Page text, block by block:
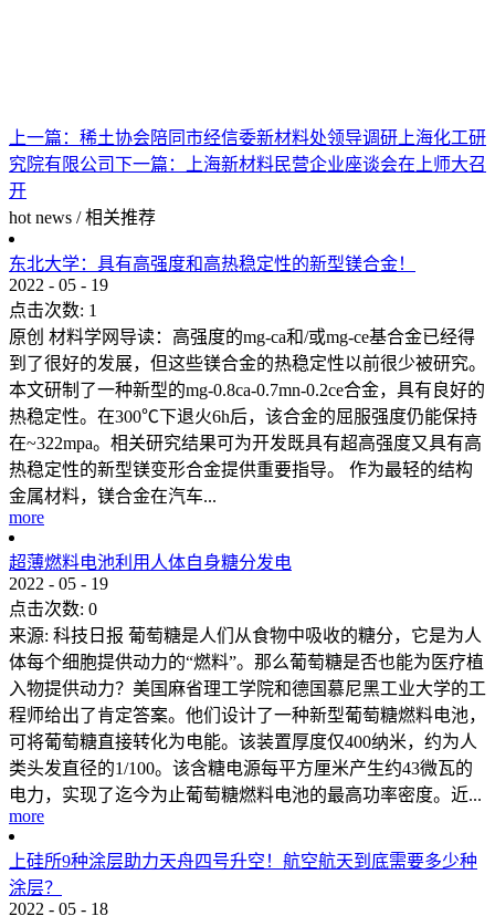
上一篇： 稀土协会陪同市经信委新材料处领导调研上海化工研
究院有限公司下一篇：
上海新材料民营企业座谈会在上师大召
开
hot news / 相关推荐
东北大学：具有高强度和高热稳定性的新型镁合金！
2022 - 05 - 19
点击次数: 1
原创 材料学网导读：高强度的mg-ca和/或mg-ce基合金已经得
到了很好的发展，但这些镁合金的热稳定性以前很少被研究。
本文研制了一种新型的mg-0.8ca-0.7mn-0.2ce合金，具有良好的
热稳定性。在300℃下退火6h后，该合金的屈服强度仍能保持
在~322mpa。相关研究结果可为开发既具有超高强度又具有高
热稳定性的新型镁变形合金提供重要指导。 作为最轻的结构
金属材料，镁合金在汽车...
more
超薄燃料电池利用人体自身糖分发电
2022 - 05 - 19
点击次数: 0
来源: 科技日报 葡萄糖是人们从食物中吸收的糖分，它是为人
体每个细胞提供动力的“燃料”。那么葡萄糖是否也能为医疗植
入物提供动力？美国麻省理工学院和德国慕尼黑工业大学的工
程师给出了肯定答案。他们设计了一种新型葡萄糖燃料电池，
可将葡萄糖直接转化为电能。该装置厚度仅400纳米，约为人
类头发直径的1/100。该含糖电源每平方厘米产生约43微瓦的
电力，实现了迄今为止葡萄糖燃料电池的最高功率密度。近...
more
上硅所9种涂层助力天舟四号升空！航空航天到底需要多少种
涂层？
2022 - 05 - 18